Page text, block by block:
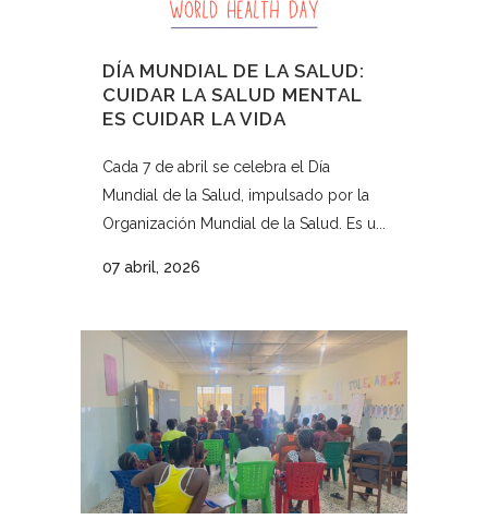
DÍA MUNDIAL DE LA SALUD:
CUIDAR LA SALUD MENTAL
ES CUIDAR LA VIDA
Cada 7 de abril se celebra el Día
Mundial de la Salud, impulsado por la
Organización Mundial de la Salud. Es u...
07 abril, 2026